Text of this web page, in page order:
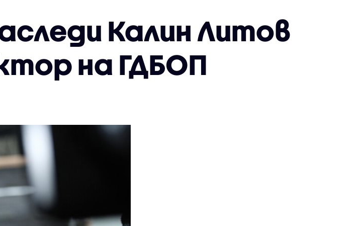
Калин Литов
на ГДБОП